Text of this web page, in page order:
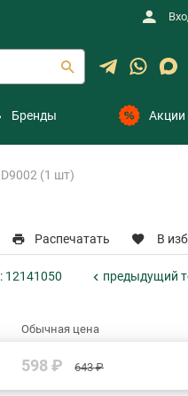
Бренды Акции
(1 шт)
Распечатать В
12141050 предыдущий
Обычная цена
598 ₽ 643 ₽